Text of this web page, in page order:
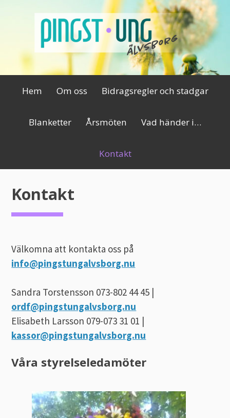
Primär
meny
Hem Om oss Bidragsregler och stadgar
Blanketter Årsmöten Vad händer i…
Kontakt
Kontakt
Välkomna att kontakta oss på
info@pingstungalvsborg.nu
Sandra Torstensson 073-802 44 45 |
ordf@pingstungalvsborg.nu
Elisabeth Larsson 079-073 31 01 |
kassor@pingstungalvsborg.nu
Våra styrelseledamöter